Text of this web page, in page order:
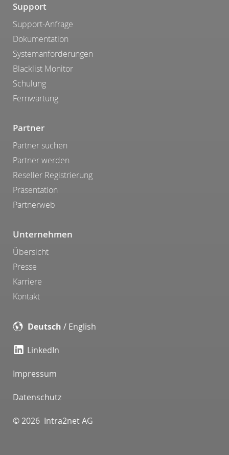
Support
Support-Anfrage
Dokumentation
Systemanforderungen
Blacklist Monitor
Schulung
Fernwartung
Partner
Partner suchen
Partner werden
Reseller Registrierung
Präsentation
Partnerweb
Unternehmen
Übersicht
Presse
Karriere
Kontakt
Deutsch / English
LinkedIn
Impressum
Datenschutz
© 2026 Intra2net AG